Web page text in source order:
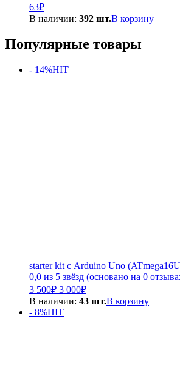
63₽
В наличии: 392 шт.В корзину
Популярные товары
- 14%HIT
starter kit с Arduino Uno
0,0 из 5 звёзд (основано на 0
3 500₽ Первоначальная
цена
составляла
3
3 000₽Текущая
цена:
В наличии: 43 шт.В корзину
- 8%HIT